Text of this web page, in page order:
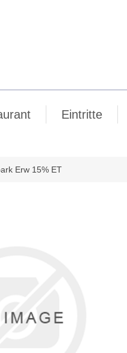
Eintritte
Erw 15% ET